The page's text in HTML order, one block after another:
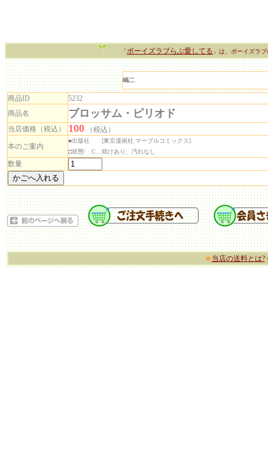
「ボーイズラブらぶ愛してる 」は、ボーイズラ
嶋二
商品ID
5232
商品名
ブロッサム・ピリオド
当店価格（税込） 100
（税込）
本のご案内
■出版社 [東京漫画社:マーブルコミックス]
□状態/ C…焼けあり、汚れなし
数量
★当店の送料とは?